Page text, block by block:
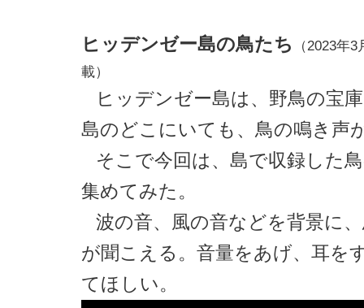
ヒッデンゼー島の鳥たち
（2023年
載）
ヒッデンゼー島は、野鳥の宝
島のどこにいても、鳥の鳴き声
そこで今回は、島で収録した
集めてみた。
波の音、風の音などを背景に
が聞こえる。音量をあげ、耳を
てほしい。